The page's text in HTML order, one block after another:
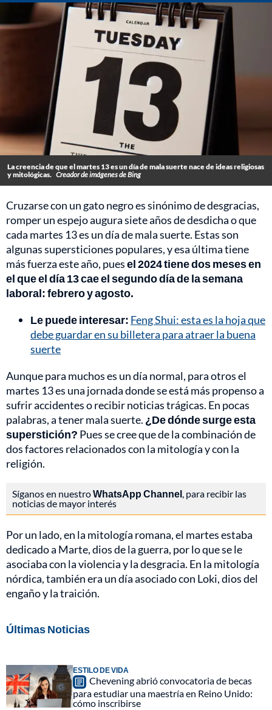
La creencia de que el martes 13 es un día de mala suerte nace de ideas religiosas
y mitológicas. Creador de imágenes de Bing
Cruzarse con un gato negro es sinónimo de desgracias,
romper un espejo augura siete años de desdicha o que
cada martes 13 es un día de mala suerte. Estas son
algunas supersticiones populares, y esa última tiene
más fuerza este año, puesel 2024 tiene dos meses en
el que el día 13 cae el segundo día de la semana
laboral: febrero y agosto.
Le puede interesar: Feng Shui: esta es la hoja que
debe guardar en su billetera para atraer la buena
suerte
Aunque para muchos es un día normal, para otros el
martes 13 es una jornada donde se está más propenso a
sufrir accidentes o recibir noticias trágicas. En pocas
palabras, a tener mala suerte. ¿De dónde surge esta
superstición? Pues se cree que de la combinación de
dos factores relacionados con la mitología y con la
religión.
Síganos en nuestroWhatsApp Channel, para recibir las
noticias de mayor interés
Por un lado, en la mitología romana, el martes estaba
dedicado a Marte, dios de la guerra, por lo que se le
asociaba con la violencia y la desgracia. En la mitología
nórdica, también era un día asociado con Loki, dios del
engaño y la traición.
Últimas Noticias
ESTILO DE VIDA
Chevening abrió convocatoria de becas
para estudiar una maestría en Reino Unido:
cómo inscribirse